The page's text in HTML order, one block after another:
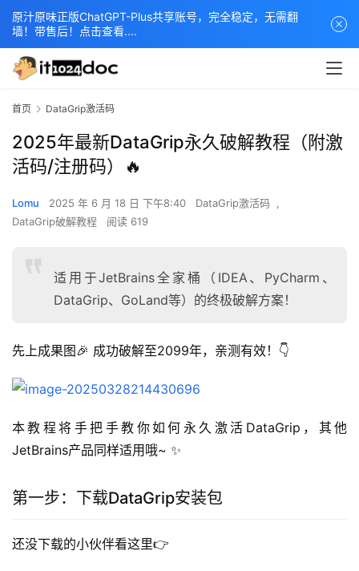
首页 DataGrip激活码
2025年最新DataGrip永久破解教程（附激
活码/注册码）🔥
Lomu 2025 年 6 月 18 日 下午8:40 DataGrip激活码
,
DataGrip破解教程
阅读 619
适用于JetBrains全家桶（IDEA、PyCharm、
DataGrip、GoLand等）的终极破解方案！
先上成果图🎉 成功破解至2099年，亲测有效！👇
本教程将手把手教你如何永久激活DataGrip，其他
JetBrains产品同样适用哦~ ✨
第一步：下载DataGrip安装包
还没下载的小伙伴看这里👉
原汁原味正版ChatGPT-Plus共享账号，完全稳定，无需翻
墙！带售后！点击查看....